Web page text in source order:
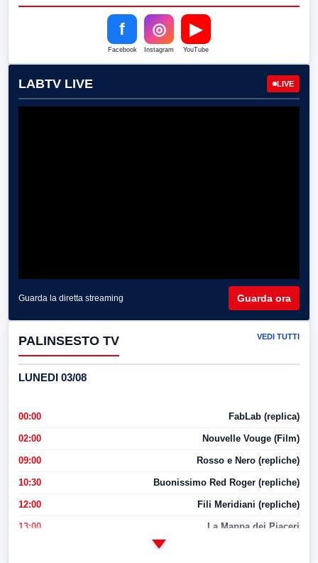
f
Facebook
◎
Instagram
▶
YouTube
LABTV LIVE LIVE
Guarda la diretta streaming Guarda ora
PALINSESTO TV VEDI TUTTI
LUNEDI 03/08
00:00 FabLab (replica)
02:00 Nouvelle Vouge (Film)
09:00 Rosso e Nero (repliche)
10:30 Buonissimo Red Roger (repliche)
12:00 Fili Meridiani (repliche)
13:00 La Mappa dei Piaceri